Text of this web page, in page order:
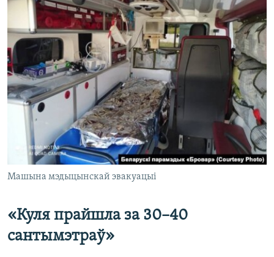
Машына мэдыцынскай эвакуацыі
«Куля прайшла за 30–40
сантымэтраў»